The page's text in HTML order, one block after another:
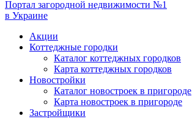
Портал загородной недвижимости №1
в Украине
Акции
Коттеджные городки
Каталог коттеджных городков
Карта коттеджных городков
Новостройки
Каталог новостроек в пригороде
Карта новостроек в пригороде
Застройщики